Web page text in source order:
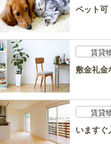
ペット可
賃貸
敷金礼金
賃貸
います